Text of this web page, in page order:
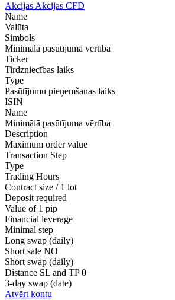
Akcijas Akcijas CFD
Name
Valūta
Simbols
Minimālā pasūtījuma vērtība
Ticker
Tirdzniecības laiks
Type
Pasūtījumu pieņemšanas laiks
ISIN
Name
Minimālā pasūtījuma vērtība
Description
Maximum order value
Transaction Step
Type
Trading Hours
Contract size / 1 lot
Deposit required
Value of 1 pip
Financial leverage
Minimal step
Long swap (daily)
Short sale NO
Short swap (daily)
Distance SL and TP 0
3-day swap (date)
Atvērt kontu